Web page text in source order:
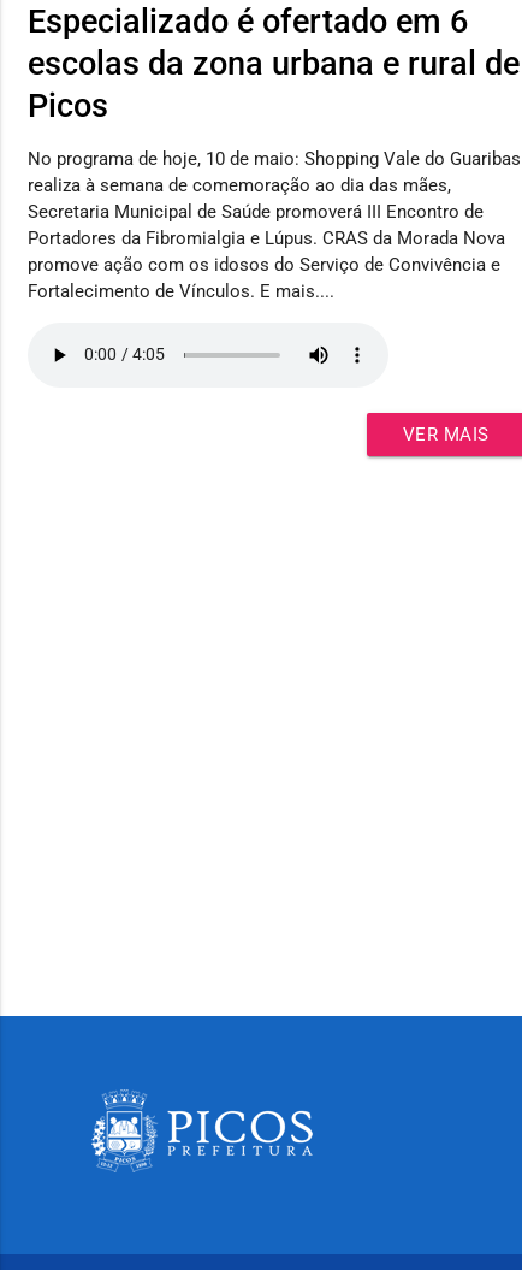
Especializado é ofertado em 6
escolas da zona urbana e rural de
Picos
No programa de hoje, 10 de maio: Shopping Vale do Guaribas
realiza à semana de comemoração ao dia das mães,
Secretaria Municipal de Saúde promoverá III Encontro de
Portadores da Fibromialgia e Lúpus. CRAS da Morada Nova
promove ação com os idosos do Serviço de Convivência e
Fortalecimento de Vínculos. E mais....
VER MAIS